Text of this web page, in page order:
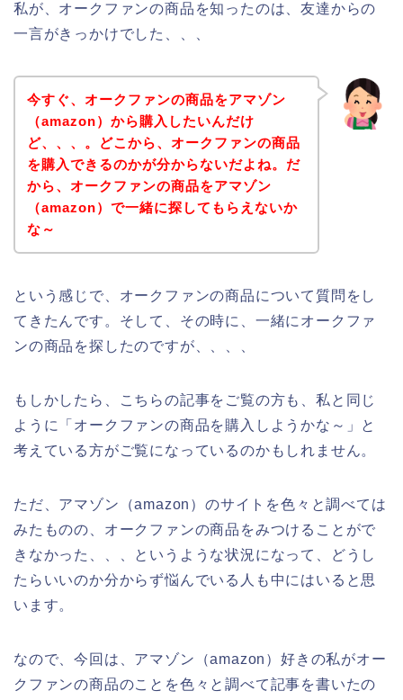
私が、オークファンの商品を知ったのは、友達からの
一言がきっかけでした、、、
今すぐ、オークファンの商品をアマゾン
（amazon）から購入したいんだけ
ど、、、。どこから、オークファンの商品
を購入できるのかが分からないだよね。だ
から、オークファンの商品をアマゾン
（amazon）で一緒に探してもらえないか
な～
という感じで、オークファンの商品について質問をし
てきたんです。そして、その時に、一緒にオークファ
ンの商品を探したのですが、、、、
もしかしたら、こちらの記事をご覧の方も、私と同じ
ように「オークファンの商品を購入しようかな～」と
考えている方がご覧になっているのかもしれません。
ただ、アマゾン（amazon）のサイトを色々と調べては
みたものの、オークファンの商品をみつけることがで
きなかった、、、というような状況になって、どうし
たらいいのか分からず悩んでいる人も中にはいると思
います。
なので、今回は、アマゾン（amazon）好きの私がオー
クファンの商品のことを色々と調べて記事を書いたの